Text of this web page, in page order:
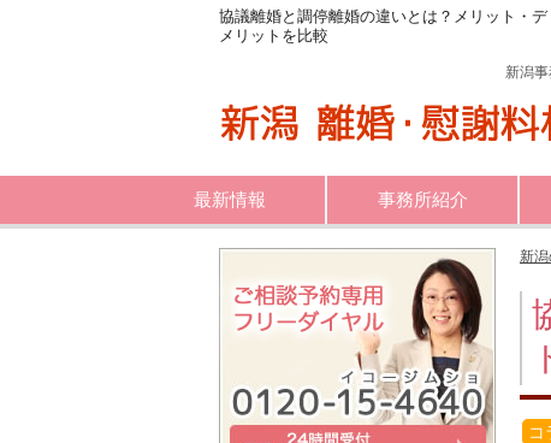
協議離婚と調停離婚の違いとは？メリット・デ
メリットを比較
新潟
最新情報 事務所紹介
新
コ